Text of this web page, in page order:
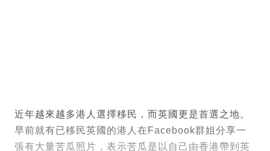
近年越來越多港人選擇移民，而英國更是首選之地。
早前就有已移民英國的港人在Facebook群姐分享一
張有大量苦瓜照片，表示苦瓜是以自己由香港帶到英